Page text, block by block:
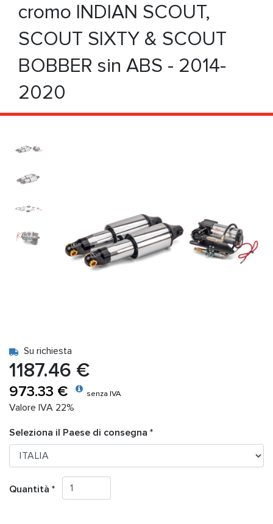
cromo INDIAN SCOUT,
SCOUT SIXTY & SCOUT
BOBBER sin ABS - 2014-
2020
Su richiesta
1187.46 €
973.33 € senza IVA
Valore IVA 22%
Seleziona il Paese di consegna *
Quantità *